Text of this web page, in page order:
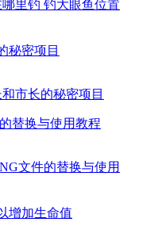
秘密项目
替换与使用教程
增加生命值